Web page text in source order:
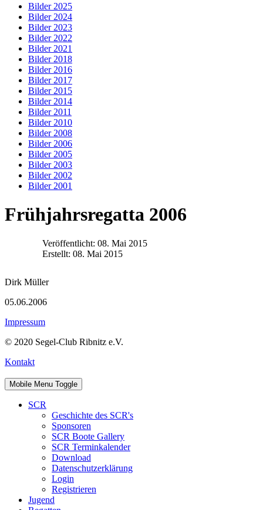
Bilder 2025
Bilder 2024
Bilder 2023
Bilder 2022
Bilder 2021
Bilder 2018
Bilder 2016
Bilder 2017
Bilder 2015
Bilder 2014
Bilder 2011
Bilder 2010
Bilder 2008
Bilder 2006
Bilder 2005
Bilder 2003
Bilder 2002
Bilder 2001
Frühjahrsregatta 2006
Veröffentlicht: 08. Mai 2015
Erstellt: 08. Mai 2015
Dirk Müller
05.06.2006
Impressum
© 2020 Segel-Club Ribnitz e.V.
Kontakt
Mobile Menu Toggle
SCR
Geschichte des SCR's
Sponsoren
SCR Boote Gallery
SCR Terminkalender
Download
Datenschutzerklärung
Login
Registrieren
Jugend